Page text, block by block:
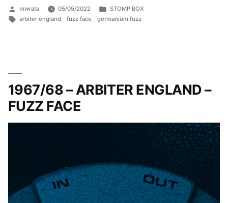
FUZZ
FACE/NKT
投
稿
mwrata 05/05/2022
カ
テ
STOMP BOX
タ
arbiter england、 fuzz face、 germanium fuzz
1967/68 – ARBITER ENGLAND –
FUZZ FACE​